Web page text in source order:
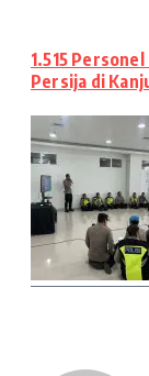
1.515
Persija di